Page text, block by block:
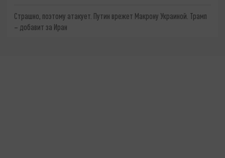
Страшно, поэтому атакует. Путин врежет Макрону Украиной. Трамп
– добавит за Иран